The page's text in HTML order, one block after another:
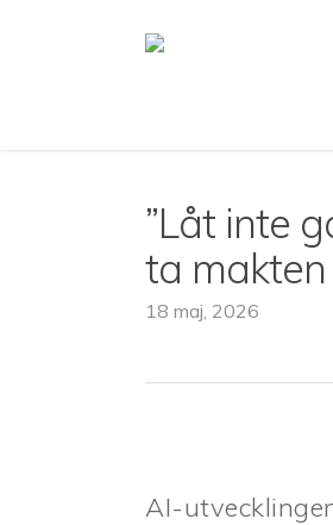
”Låt inte
ta makten
18 maj, 2026
AI-